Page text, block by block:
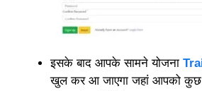
इसके बाद आपके सामने योजना
खुल कर आ जाएगा जहां आपको कुछ